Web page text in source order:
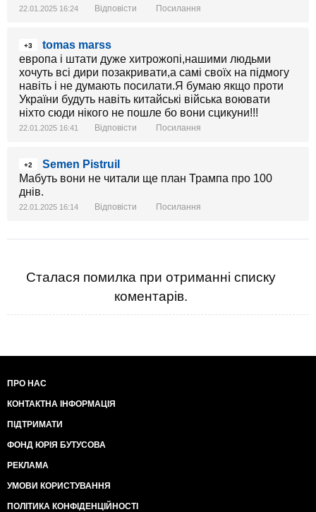
22.01.2025 16:24 Відповісти Посилання
+3
tomas marss
европа і штати дуже хитрожопі,нашими людьми
хочуть всі дири позакривати,а самі своїх на підмогу
навіть і не думають посилати.Я бумаю якщо проти
України будуть навіть китайські війська воювати
ніхто сюди нікого не пошле бо вони сцикуни!!!
22.01.2025 16:41 Відповісти Посилання
+2
Semen Pistruil
Мабуть вони не читали ще план Трампа про 100
днів.
22.01.2025 16:14 Відповісти Посилання
Сталася помилка при отриманні списку
коментарів.
ПРО НАС
КОНТАКТНА ІНФОРМАЦІЯ
ПІДТРИМАТИ
ФОНД ЮРІЯ БУТУСОВА
РЕКЛАМА
УМОВИ КОРИСТУВАННЯ
ПОЛІТИКА КОНФІДЕНЦІЙНОСТІ